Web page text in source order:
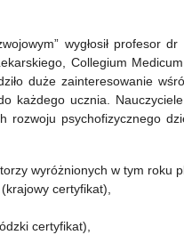
wygłosił profesor
Collegium
duże zainteresowanie
każdego ucznia.
rozwoju psychofizycznego
wyróżnionych w tym roku
certyfikat),
certyfikat),